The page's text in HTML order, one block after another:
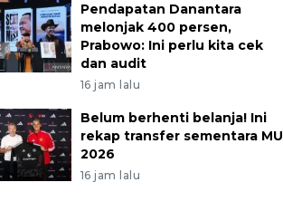
Pendapatan Danantara
melonjak 400 persen,
Prabowo: Ini perlu kita cek
dan audit
16 jam lalu
Belum berhenti belanja! Ini
rekap transfer sementara MU
2026
16 jam lalu